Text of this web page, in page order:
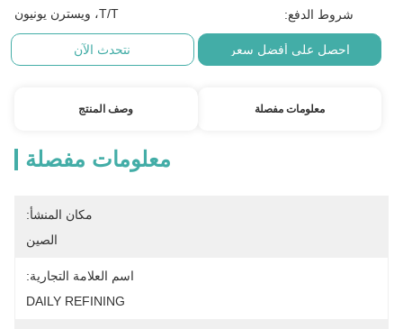
شروط الدفع: T/T، ويسترن يونيون
احصل على أفضل سعر نتحدث الآن
معلومات مفصلة وصف المنتج
معلومات مفصلة
مكان المنشأ:
الصين
اسم العلامة التجارية:
DAILY REFINING